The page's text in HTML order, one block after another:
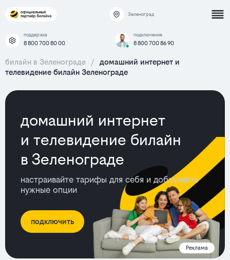
Зеленоград
поддержка
8 800 700 80 00
подключение
8 800 700 86 90
билайн в Зеленограде /
домашний интернет и
телевидение билайн Зеленограде
домашний интернет
и телевидение билайн
в Зеленограде
настраивайте тарифы для себя и добавляйте
нужные опции
подключить
Реклама